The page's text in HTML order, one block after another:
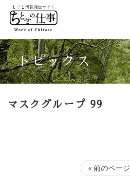
トピックス
マスクグループ 99
« 前のページ